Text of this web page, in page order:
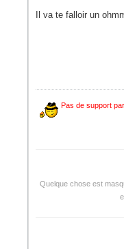
Il va te falloir un
Pas de support
Quelque chose est